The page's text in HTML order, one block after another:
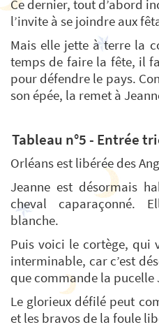
Ce dernier, tout d’abord
l’invite à se joindre aux
Mais elle jette à terre la
temps de faire la fête, il
pour défendre le pays.
son épée, la remet à
Tableau n°5 - Entrée
Orléans est libérée des
Jeanne est désormais
cheval caparaçonné.
blanche.
Puis voici le cortège, qui
interminable, car c’est
que commande la pucelle
Le glorieux défilé peut
et les bravos de la foule